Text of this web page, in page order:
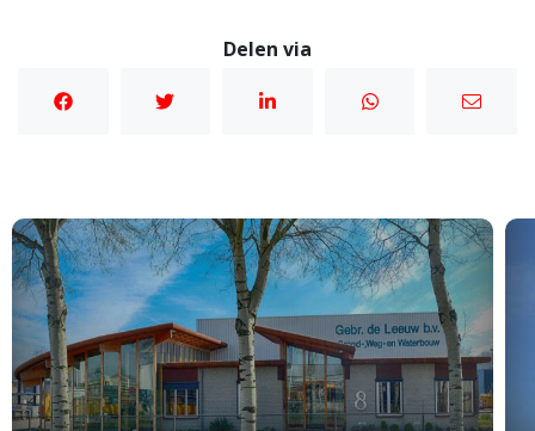
Delen via